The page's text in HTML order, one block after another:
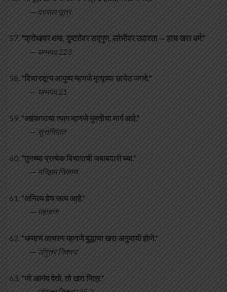
— वस्सल सूत्र
“क्रोधावर क्षमा, दुष्टतेवर सद्गुण, लोभीवर उदारता — हाच खरा धर्म.”
— धम्मपद 223
“विचारशून्य आयुष्य म्हणजे मृत्यूच्या छायेत जगणे.”
— धम्मपद 21
“अहंकाराचा त्याग म्हणजे मुक्तीचा मार्ग आहे.”
— सुत्तनिपात
“तुमच्या प्रत्येक विचाराची जबाबदारी घ्या.”
— मज्झिम निकाय
“अनित्य हेच सत्य आहे.”
— महावग्ग
“धम्माचं आचरण म्हणजे बुद्धाचा खरा अनुयायी होणे.”
— अंगुत्तर निकाय
“जो आनंद देतो, तो खरा मित्र.”